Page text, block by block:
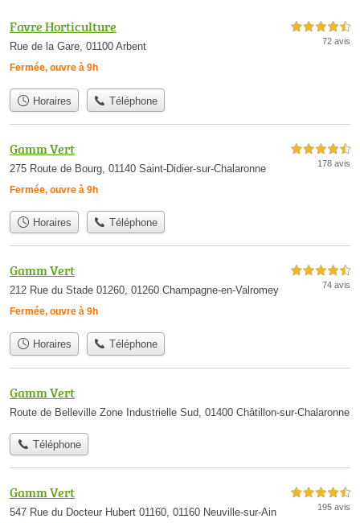
Favre Horticulture
Rue de la Gare, 01100 Arbent
Fermée, ouvre à 9h
4,5 étoiles sur 5
72 avis
Horaires Téléphone
Gamm Vert
275 Route de Bourg, 01140 Saint-Didier-sur-Chalaronne
Fermée, ouvre à 9h
4,5 étoiles sur 5
178 avis
Horaires Téléphone
Gamm Vert
212 Rue du Stade 01260, 01260 Champagne-en-Valromey
Fermée, ouvre à 9h
4,5 étoiles sur 5
74 avis
Horaires Téléphone
Gamm Vert
Route de Belleville Zone Industrielle Sud, 01400 Châtillon-sur-Chalaronne
Téléphone
Gamm Vert
547 Rue du Docteur Hubert 01160, 01160 Neuville-sur-Ain
4,5 étoiles sur 5
195 avis